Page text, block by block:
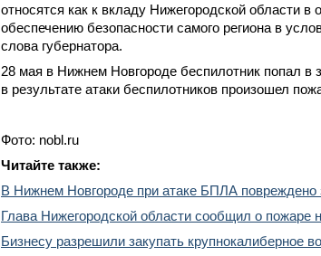
относятся как к вкладу Нижегородской области
обеспечению безопасности самого региона в
слова губернатора.
28 мая в Нижнем Новгороде беспилотник попал в
в результате атаки беспилотников произошел
Фото: nobl.ru
Читайте также:
В Нижнем Новгороде при атаке БПЛА повреждено
Глава Нижегородской области сообщил о пожаре
Бизнесу разрешили закупать крупнокалиберное